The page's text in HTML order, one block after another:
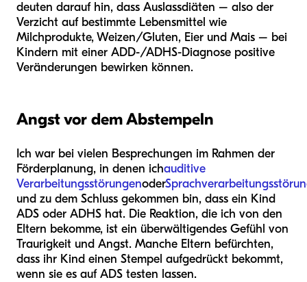
deuten darauf hin, dass Auslassdiäten – also der
Verzicht auf bestimmte Lebensmittel wie
Milchprodukte, Weizen/Gluten, Eier und Mais – bei
Kindern mit einer ADD-/ADHS-Diagnose positive
Veränderungen bewirken können.
Angst vor dem Abstempeln
Ich war bei vielen Besprechungen im Rahmen der
Förderplanung, in denen ichauditive
Verarbeitungsstörungenoder
und zu dem Schluss gekommen bin, dass ein Kind
ADS oder ADHS hat. Die Reaktion, die ich von den
Eltern bekomme, ist ein überwältigendes Gefühl von
Traurigkeit und Angst. Manche Eltern befürchten,
dass ihr Kind einen Stempel aufgedrückt bekommt,
wenn sie es auf ADS testen lassen.